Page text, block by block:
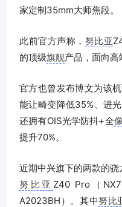
家定制35mm大师焦段。
此前官方声称， 努比亚
的顶级旗舰产品，面向
官方也曾发布博文为该
能让畸变降低35%、进
还拥有OIS光学防抖+全
提升70%。
近期中兴旗下的两款的骁
努比亚 Z40 Pro（
A2023BH）。其中努比